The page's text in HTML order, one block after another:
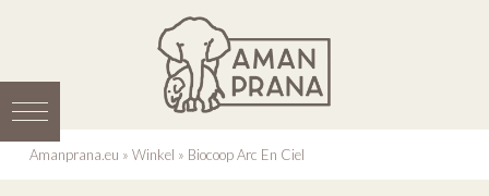
Amanprana.eu » Winkel » Biocoop Arc En Ciel